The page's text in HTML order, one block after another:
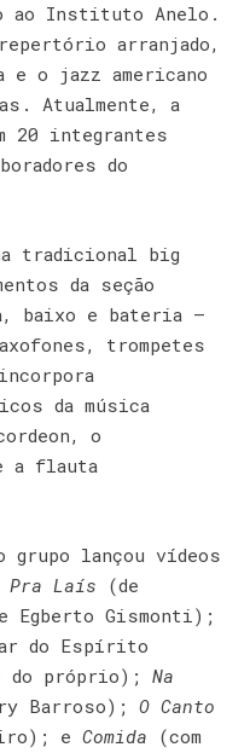
ao Instituto Anelo.
repertório arranjado,
o jazz americano
Atualmente, a
20 integrantes
do
tradicional big
da seção
baixo e bateria –
trompetes
da música
o
a flauta
grupo lançou vídeos
Pra Laís (de
Egberto Gismonti);
do Espírito
do próprio);Na
Barroso);O Canto
eComida (com